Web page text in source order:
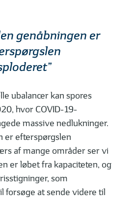
genåbningen er
ubalancer kan spores
hvor COVID-19-
massive nedlukninger.
er efterspørgslen
af mange områder ser vi
er løbet fra kapaciteten, og
som
forsøge at sende videre til